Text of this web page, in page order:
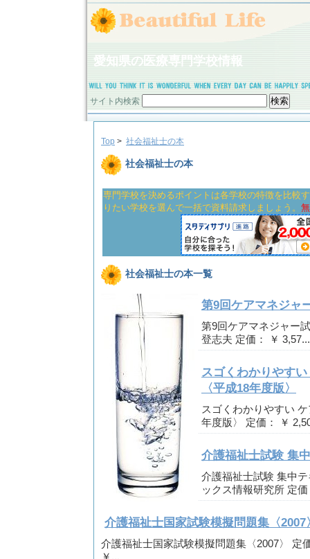
愛知県の医療専門学校情報
サイト内検索
Top > 社会福祉士の本
社会福祉士の本
専門学校を決めるポイントは各学校の特徴を比較
りたい学校を選んで一括で資料請求しましょう。
社会福祉士の本一覧
第9回ケアマネジャ
第9回ケアマネジャー
登志夫 定価： ￥ 3,57...
スゴくわかりやす
〈平成18年度版〉
スゴくわかりやすい
年度版〉 定価： ￥
介護福祉士試験 集
介護福祉士試験 集中
ックス情報研究所 定
介護福祉士国家試験模擬問題集〈2007
介護福祉士国家試験模擬問題集〈2007〉 定